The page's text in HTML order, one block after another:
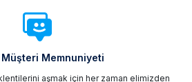
Müşteri Memnuniyeti
aşmak için her zaman elimizden